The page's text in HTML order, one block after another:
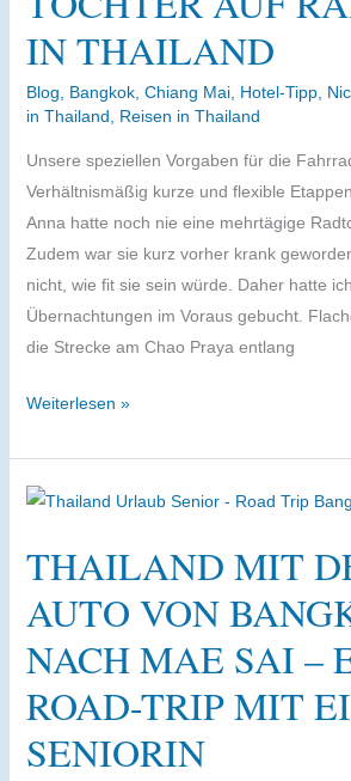
IN THAILAND
Blog, Bangkok, Chiang Mai, Hotel-Tipp,
in Thailand, Reisen in Thailand
Unsere speziellen Vorgaben für die
Verhältnismäßig kurze und flexible
Anna hatte noch nie eine mehrtägige
Zudem war sie kurz vorher krank
nicht, wie fit sie sein würde. Daher hatte
Übernachtungen im Voraus gebucht.
die Strecke am Chao Praya entlang
Mit
Fahrrad
von
nach
Mai
–
und
Tochter
Weiterlesen »
THAILAND MIT
AUTO VON
NACH MAE SAI –
ROAD-TRIP MIT
SENIORIN